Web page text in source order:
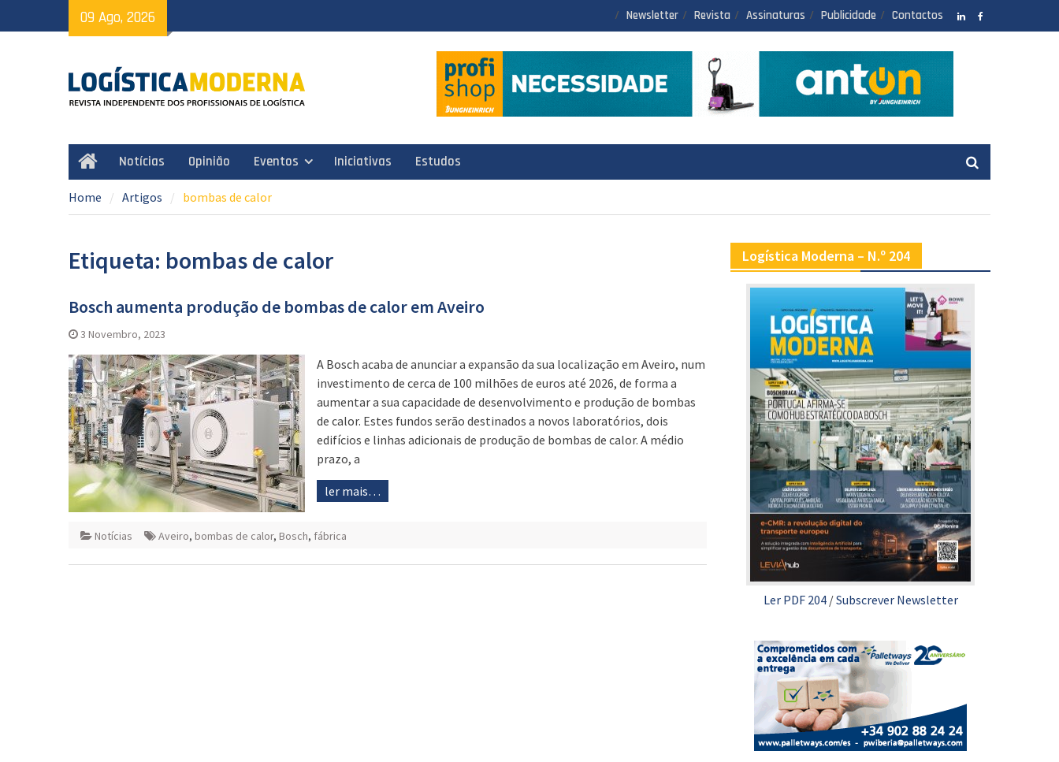
to
09 Ago, 2026 Newsletter Revista Assinaturas Publicidade Contactos
HomeNotícias Opinião Eventos Iniciativas Estudos
Home Artigos bombas de calor
Etiqueta: bombas de calor
Bosch aumenta produção de bombas de calor em Aveiro
3 Novembro, 2023
A Bosch acaba de anunciar a expansão da sua localização em Aveiro, num
investimento de cerca de 100 milhões de euros até 2026, de forma a
aumentar a sua capacidade de desenvolvimento e produção de bombas
de calor. Estes fundos serão destinados a novos laboratórios, dois
edifícios e linhas adicionais de produção de bombas de calor. A médio
prazo, a
ler mais…
Notícias Aveiro, bombas de calor, Bosch, fábrica
Logística Moderna – N.º 204
Ler PDF 204/Subscrever Newsletter